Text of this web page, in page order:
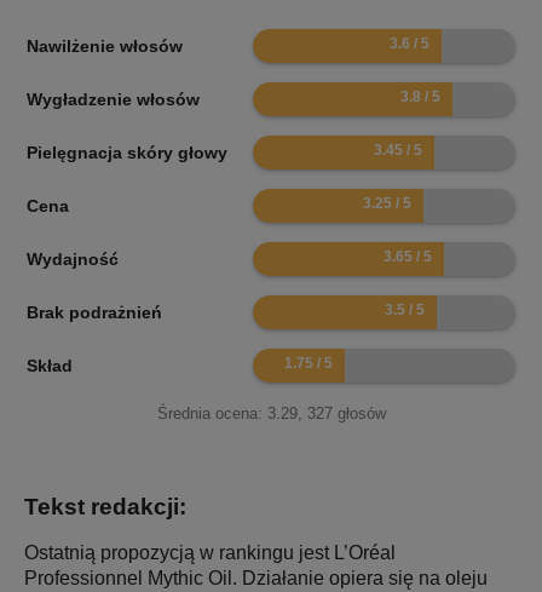
Nawilżenie włosów 7.2
Wygładzenie włosów 7.6
Pielęgnacja skóry głowy 6.9
Cena 6.5
Wydajność 7.3
Brak podrażnień 7
Skład 3.5
Średnia ocena: 3.29, 327głosów
Tekst redakcji:
Ostatnią propozycją w rankingu jest L’Oréal
Professionnel Mythic Oil. Działanie opiera się na oleju